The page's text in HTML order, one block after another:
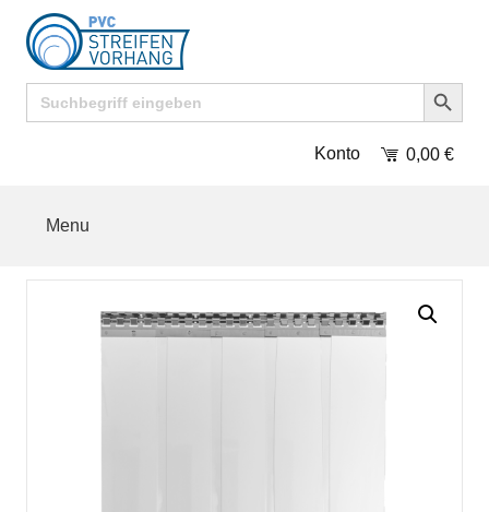
Search
for:
Search Button
Konto 0,00 €
Menu